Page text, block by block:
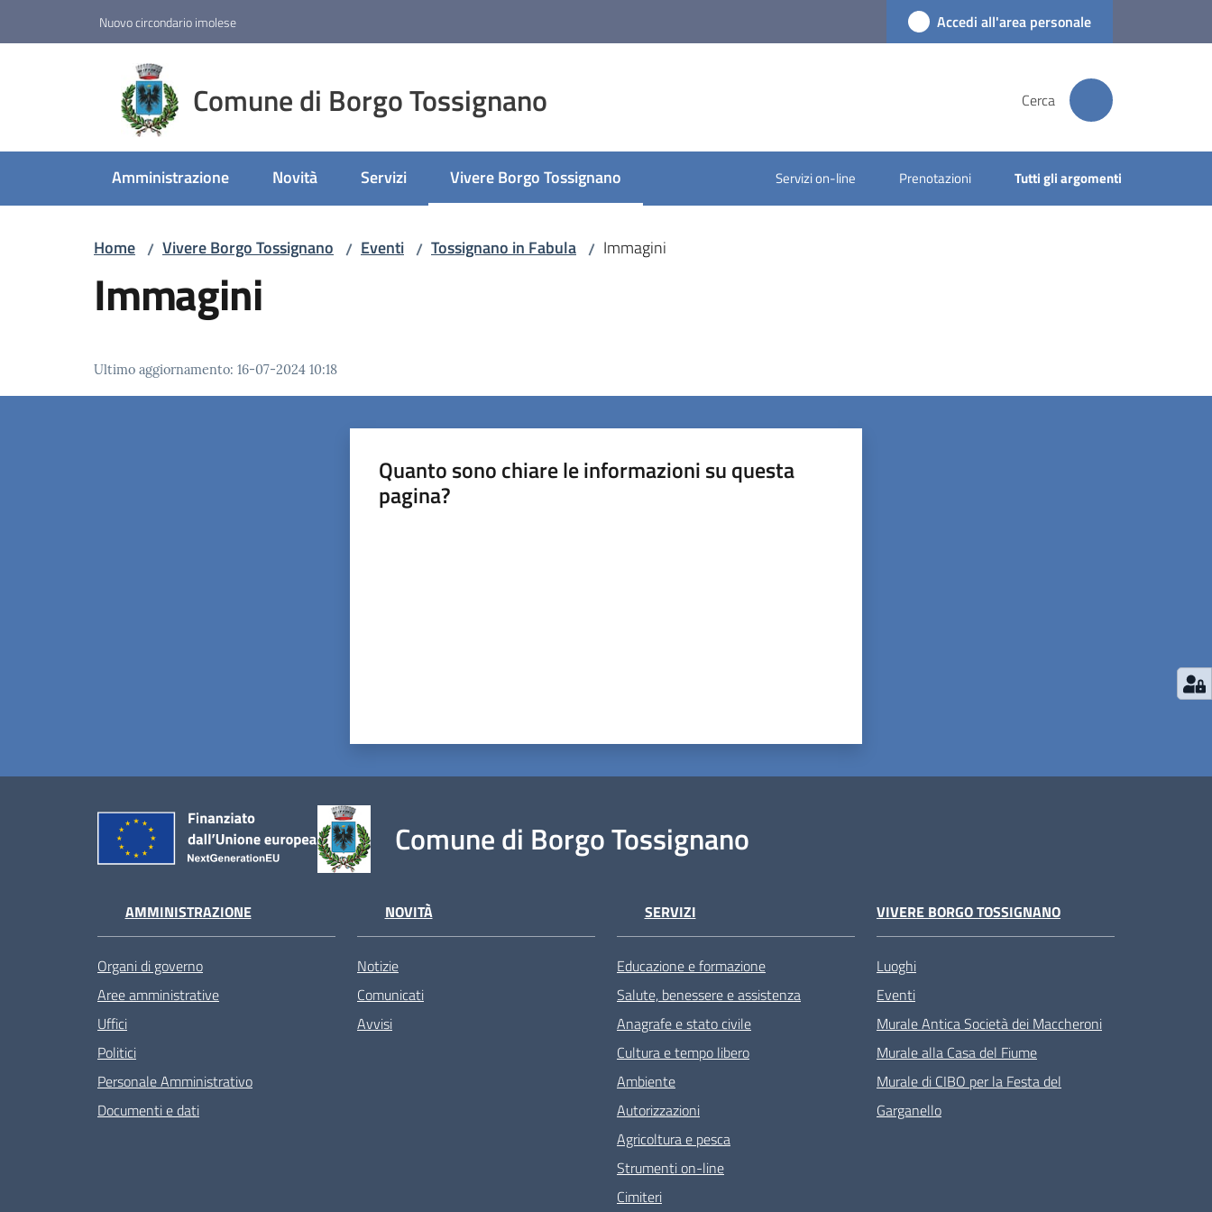
Nuovo circondario imolese Accedi all'area personale
Comune di Borgo Tossignano Cerca
Amministrazione Novità Servizi Vivere Borgo Tossignano
Menu selezionato Servizi on-line Prenotazioni Tutti gli argomenti
Home / Vivere Borgo Tossignano / Eventi / Tossignano in Fabula / Immagini
Immagini
Ultimo aggiornamento: 16-07-2024 10:18
Quanto sono chiare le informazioni su questa
pagina?
Comune di Borgo Tossignano
AMMINISTRAZIONE
Organi di governo
Aree amministrative
Uffici
Politici
Personale Amministrativo
Documenti e dati
NOVITÀ
Notizie
Comunicati
Avvisi
SERVIZI
Educazione e formazione
Salute, benessere e assistenza
Anagrafe e stato civile
Cultura e tempo libero
Ambiente
Autorizzazioni
Agricoltura e pesca
Strumenti on-line
Cimiteri
VIVERE BORGO TOSSIGNANO
Luoghi
Eventi
Murale Antica Società dei Maccheroni
Murale alla Casa del Fiume
Murale di CIBO per la Festa del
Garganello